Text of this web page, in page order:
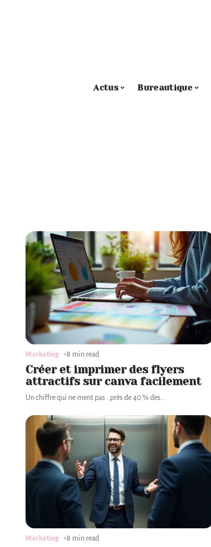
Actus Bureautique
Créer et imprimer des flyers
attractifs sur canva facilement
Un chiffre qui ne ment pas : près de 40 % des
Marketing 8 min read
Marketing 8 min read